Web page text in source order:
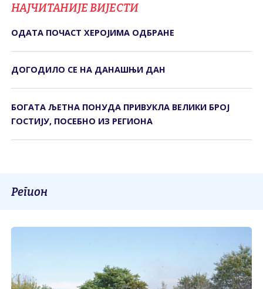
НАЈЧИТАНИЈЕ ВИЈЕСТИ
ОДАТА ПОЧАСТ ХЕРОЈИМА ОДБРАНЕ
ДОГОДИЛО СЕ НА ДАНАШЊИ ДАН
БОГАТА ЉЕТНА ПОНУДА ПРИВУКЛА ВЕЛИКИ БРОЈ
ГОСТИЈУ, ПОСЕБНО ИЗ РЕГИОНА
Регион